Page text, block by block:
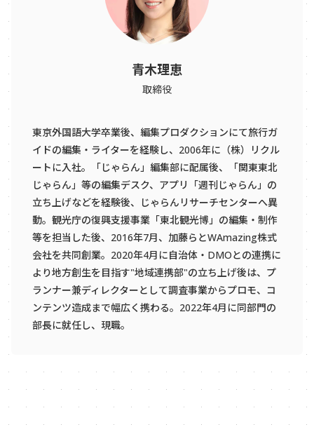
青木理恵
取締役
東京外国語大学卒業後、編集プロダクションにて旅行ガ
イドの編集・ライターを経験し、2006年に（株）リクル
ートに入社。「じゃらん」編集部に配属後、「関東東北
じゃらん」等の編集デスク、アプリ「週刊じゃらん」の
立ち上げなどを経験後、じゃらんリサーチセンターへ異
動。観光庁の復興支援事業「東北観光博」の編集・制作
等を担当した後、2016年7月、加藤らとWAmazing株式
会社を共同創業。2020年4月に自治体・DMOとの連携に
より地方創生を目指す"地域連携部"の立ち上げ後は、プ
ランナー兼ディレクターとして調査事業からプロモ、コ
ンテンツ造成まで幅広く携わる。2022年4月に同部門の
部長に就任し、現職。